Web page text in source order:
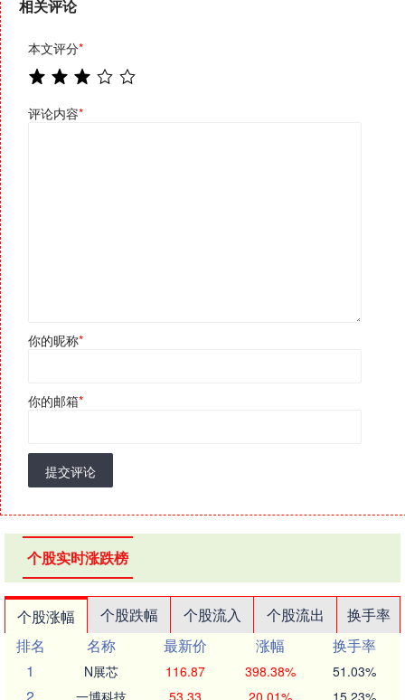
相关评论
本文评分*
评论内容*
你的昵称*
你的邮箱*
提交评论
个股实时涨跌榜
个股涨幅 个股跌幅 个股流入 个股流出
换手率
排名
名称 最新价 涨幅
换手率
1
N展芯 116.87 398.38% 51.03%
2 一博科技 53.33 20.01% 15.23%